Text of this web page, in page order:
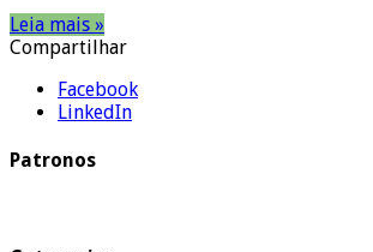
Leia mais »
Compartilhar
Facebook
LinkedIn
Patronos